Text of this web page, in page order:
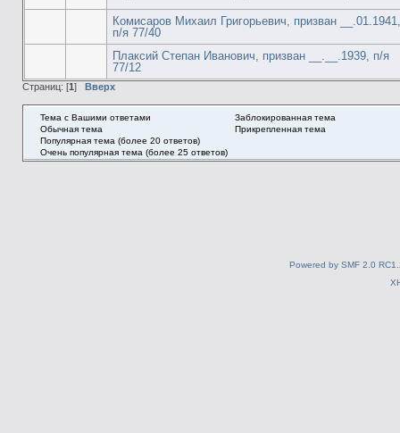
Комисаров Михаил Григорьевич, призван __.01.1941,
п/я 77/40
Плаксий Степан Иванович, призван __.__.1939, п/я
77/12
Страниц: [1 ] Вверх
Тема с Вашими ответами
Обычная тема
Популярная тема (более 20 ответов)
Очень популярная тема (более 25 ответов)
Заблокированная тема
Прикрепленная тема
Powered by SMF 2.0